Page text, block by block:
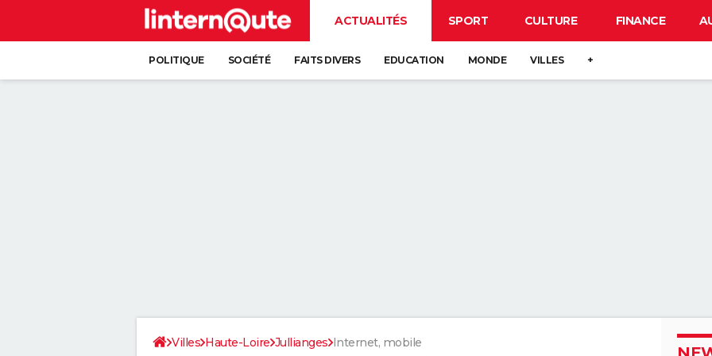
ACTUALITÉS SPORT CULTURE FINANCE
POLITIQUE SOCIÉTÉ FAITS DIVERS EDUCATION MONDE VILLES +
Villes Haute-Loire Jullianges Internet, mobile